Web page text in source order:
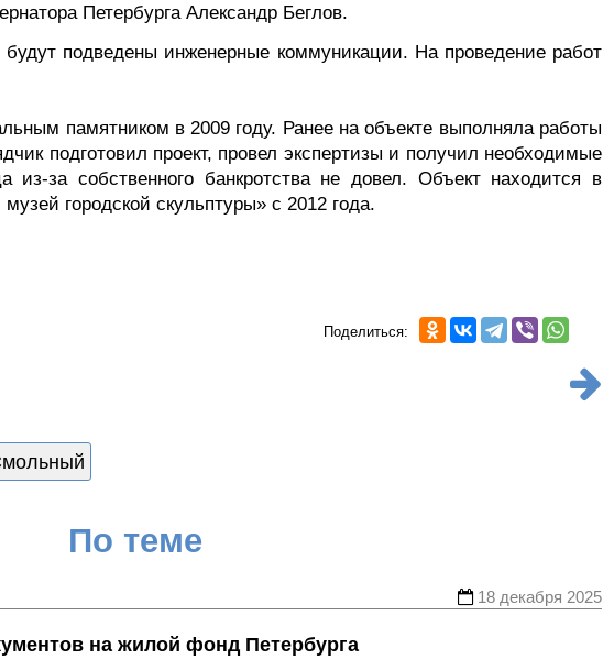
Петербурга Александр Беглов.
подведены инженерные коммуникации. На проведение работ
памятником в 2009 году. Ранее на объекте выполняла работы
подготовил проект, провел экспертизы и получил необходимые
из-за собственного банкротства не довел. Объект находится в
городской скульптуры» с 2012 года.
Поделиться:
По теме
18 декабря 2025
на жилой фонд Петербурга